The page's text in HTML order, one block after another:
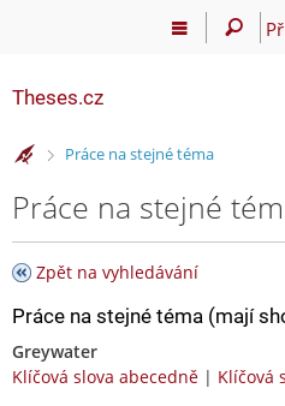
Theses.cz
>Práce na stejné téma
Práce na stejné
Zpět na vyhledávání
Práce na stejné téma (mají
Greywater
Klíčová slova abecedně | Klíčová